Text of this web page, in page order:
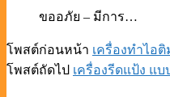
ขออภัย – มีการ…
โพสต์ก่อนหน้า เครื่องทำไอ
โพสต์ถัดไป เครื่องรีดแป้ง แ